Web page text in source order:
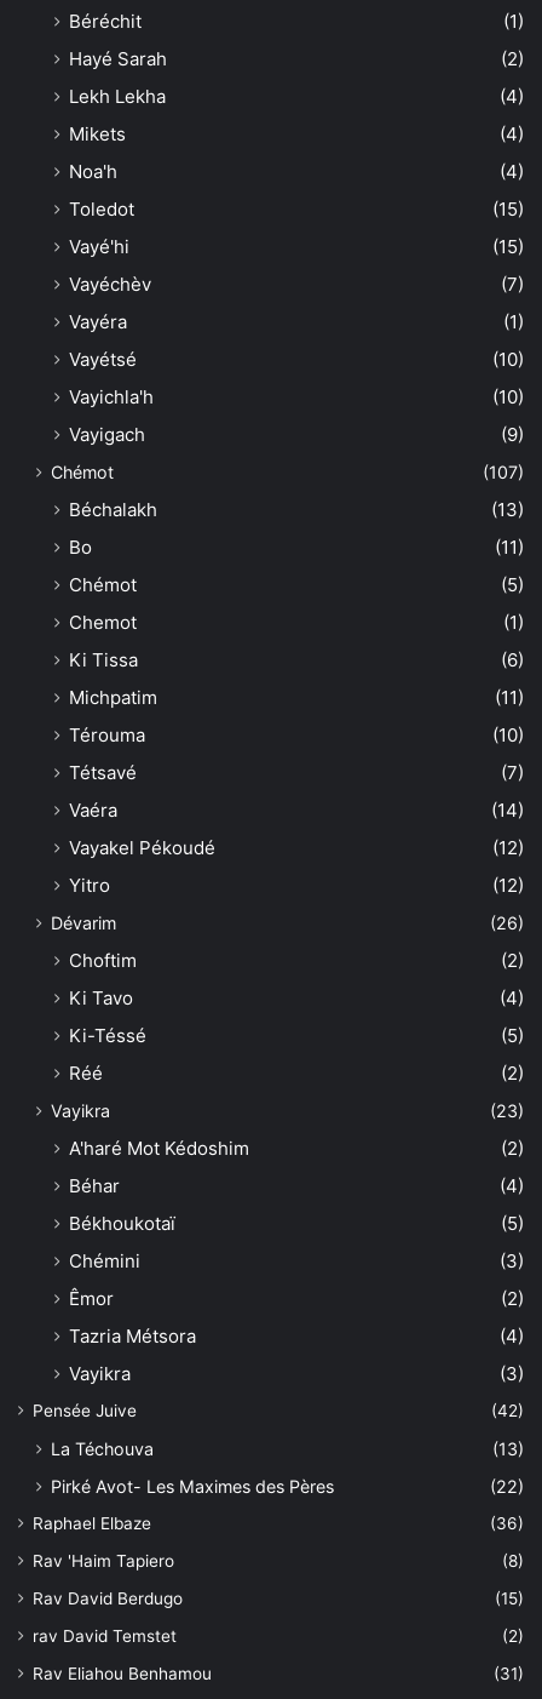
Béréchit
(1)
Hayé Sarah
(2)
Lekh Lekha
(4)
Mikets
(4)
Noa'h
(4)
Toledot
(15)
Vayé'hi
(15)
Vayéchèv
(7)
Vayéra
(1)
Vayétsé
(10)
Vayichla'h
(10)
Vayigach
(9)
Chémot (107)
Béchalakh
(13)
Bo
(11)
Chémot
(5)
Chemot
(1)
Ki Tissa
(6)
Michpatim
(11)
Térouma
(10)
Tétsavé
(7)
Vaéra
(14)
Vayakel Pékoudé
(12)
Yitro
(12)
Dévarim (26)
Choftim
(2)
Ki Tavo
(4)
Ki-Téssé
(5)
Réé
(2)
Vayikra (23)
A'haré Mot Kédoshim
(2)
Béhar
(4)
Békhoukotaï
(5)
Chémini
(3)
Êmor
(2)
Tazria Métsora
(4)
Vayikra
(3)
Pensée Juive (42)
La Téchouva
(13)
Pirké Avot- Les Maximes des Pères
(22)
Raphael Elbaze
(36)
Rav 'Haim Tapiero
(8)
Rav David Berdugo
(15)
rav David Temstet
(2)
Rav Eliahou Benhamou
(31)